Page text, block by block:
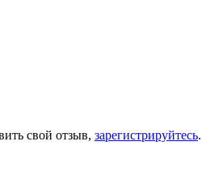
свой отзыв, зарегистрируйтесь